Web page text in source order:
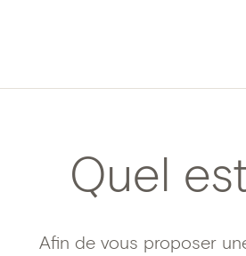
Quel
Afin de vous proposer